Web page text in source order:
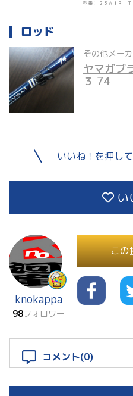
型番： ２３ＡＩＲＩ
ロッド
その他メー
ヤマガブ
３ 74
いいね！を押し
い
knokappa
98フォロワー
この
コメント(0)